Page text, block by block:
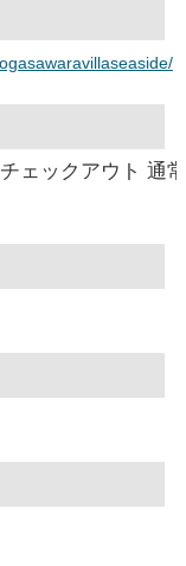
ェックアウト 通常